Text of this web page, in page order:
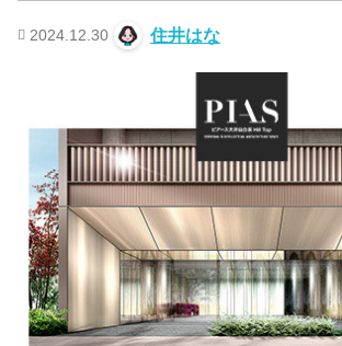
2024.12.30 住井はな